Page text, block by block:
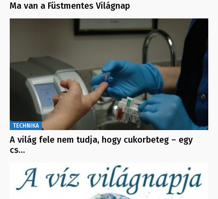
Ma van a Füstmentes Világnap
TECHNIKA
A világ fele nem tudja, hogy cukorbeteg – egy
cs…